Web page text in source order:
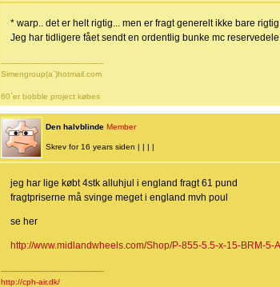
* warp.. det er helt rigtig... men er fragt generelt ikke bare
Jeg har tidligere fået sendt en ordentlig bunke mc
-------------------------------------------
Simengroup(a`)hotmail.com
60`er bobble project købes
Den halvblinde Member
Skrev for 16 years siden | | | |
jeg har lige købt 4stk alluhjul i england fragt 61 pund
fragtpriserne må svinge meget i england mvh poul
se her
http://www.midlandwheels.com/Shop/P-855-5.5-x-15-BRM-5-
-------------------------------------------
http://cph-air.dk/